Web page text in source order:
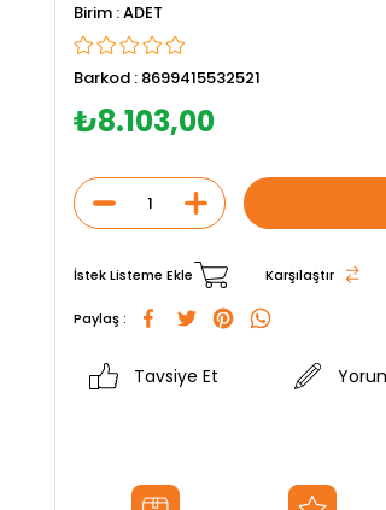
ADET
Barkod : 8699415532521
₺8.103,00
İstek Listeme Ekle Karşılaştır
Paylaş :
Tavsiye Et